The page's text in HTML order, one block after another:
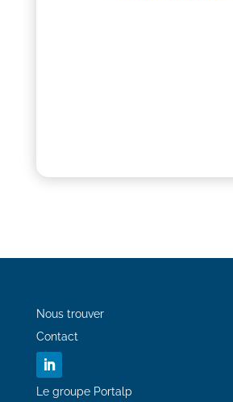
Nous trouver
Contact
Le groupe Portalp